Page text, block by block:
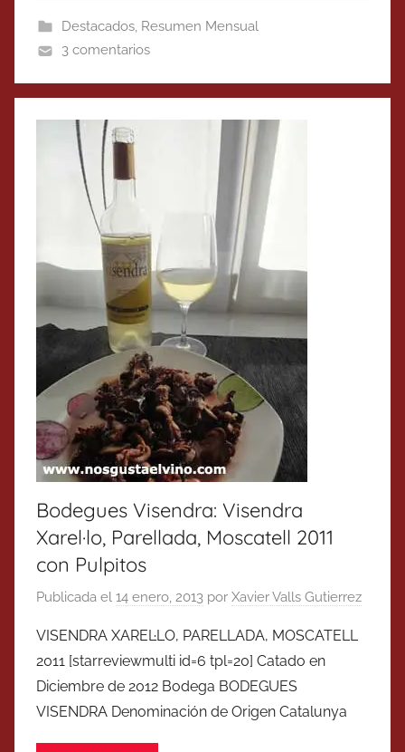
Destacados, Resumen Mensual
3 comentarios
Bodegues Visendra: Visendra
Xarel·lo, Parellada, Moscatell 2011
con Pulpitos
Publicada el 14 enero, 2013 por Xavier Valls Gutierrez
VISENDRA XAREL·LO, PARELLADA, MOSCATELL
2011 [starreviewmulti id=6 tpl=20] Catado en
Diciembre de 2012 Bodega BODEGUES
VISENDRA Denominación de Origen Catalunya